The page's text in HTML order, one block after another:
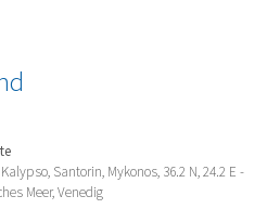
Santorin, Mykonos, 36.2 N, 24.2 E -
Meer, Venedig